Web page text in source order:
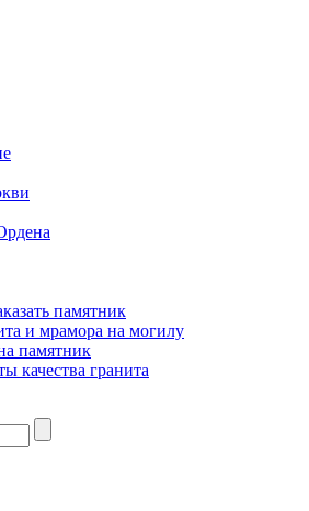
памятник
и мрамора на могилу
памятник
качества гранита